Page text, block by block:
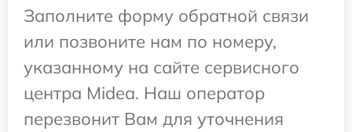
Заполните форму обратной связи
или позвоните нам по номеру,
указанному на сайте сервисного
центра Midea. Наш оператор
перезвонит Вам для уточнения